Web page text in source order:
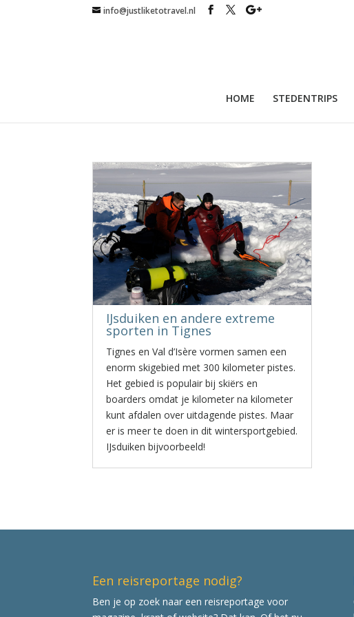
info@justliketotravel.nl
HOME STEDENTRIPS
IJsduiken en andere extreme
sporten in Tignes
Tignes en Val d’Isère vormen samen een
enorm skigebied met 300 kilometer pistes.
Het gebied is populair bij skiërs en
boarders omdat je kilometer na kilometer
kunt afdalen over uitdagende pistes. Maar
er is meer te doen in dit wintersportgebied.
IJsduiken bijvoorbeeld!
Een reisreportage nodig?
Ben je op zoek naar een reisreportage voor